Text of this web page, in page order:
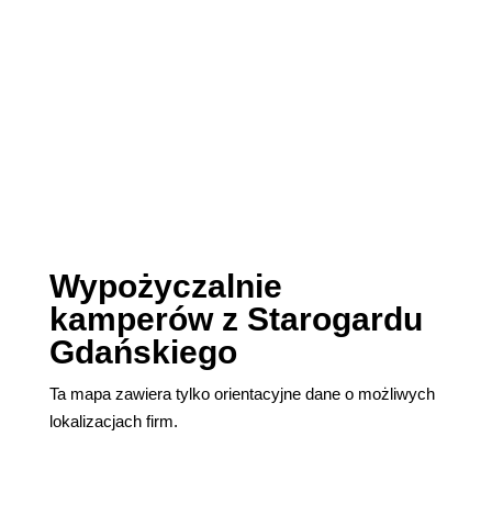
Wypożyczalnie
kamperów z Starogardu
Gdańskiego
Ta mapa zawiera tylko orientacyjne dane o możliwych
lokalizacjach firm.